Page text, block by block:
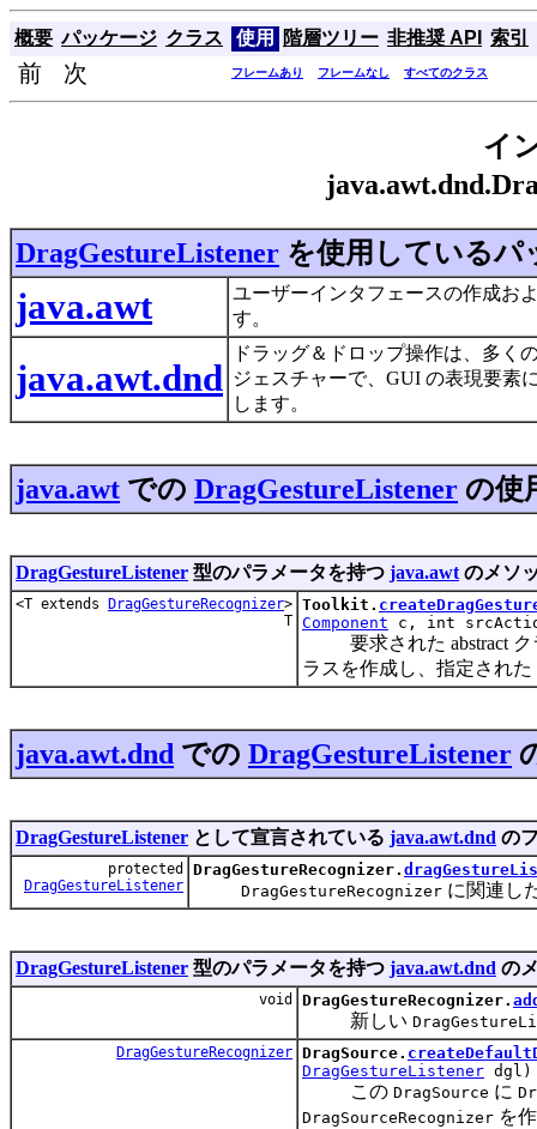
概要 パッケージ クラス 使用 階層ツリー 非推奨 API 索引
前 次 フレームあり フレームなし すべてのクラス
イ
DragGestureListener を使用しているパ
java.awt
ユーザーインタフェースの作成お
す。
java.awt.dnd
ドラッグ＆ドロップ操作は、多く
ジェスチャーで、GUI の表現要素
します。
java.awt での DragGestureListener の使
DragGestureListener 型のパラメータを持つ java.awt のメソ
<T extends DragGestureRecognizer>
T
Toolkit.
Component c, int
要求された abstract クラ
ラスを作成し、指定された
java.awt.dnd での DragGestureListener
DragGestureListener として宣言されている java.awt.dnd の
protected
DragGestureListener
DragGestureRecognizer.
DragGestureRecognizer に関連し
DragGestureListener 型のパラメータを持つ java.awt.dnd の
void DragGestureRecognizer.
新しい
DragGestureRecognizer DragSource.
DragGestureListener dgl)
この DragSource に
DragSourceRecognizer を